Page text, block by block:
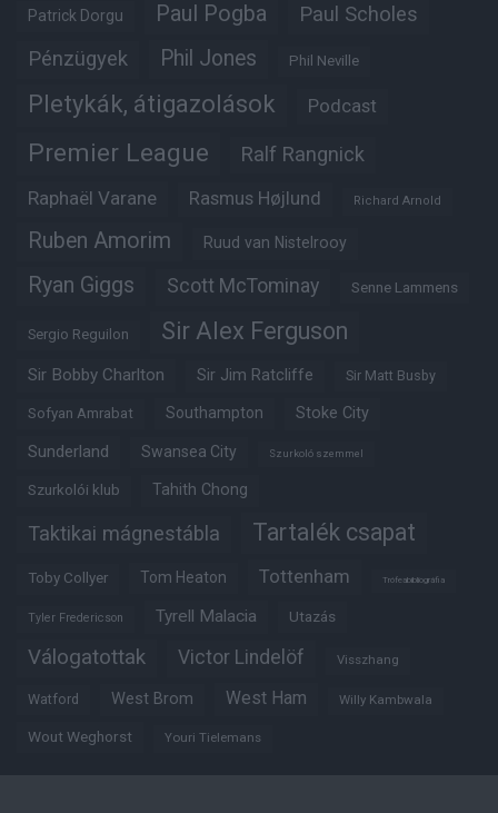
Patrick Dorgu Paul Pogba Paul Scholes
Pénzügyek Phil Jones Phil Neville
Pletykák, átigazolások Podcast
Premier League Ralf Rangnick
Raphaël Varane Rasmus Højlund Richard Arnold
Ruben Amorim Ruud van Nistelrooy
Ryan Giggs Scott McTominay Senne Lammens
Sergio Reguilon Sir Alex Ferguson
Sir Bobby Charlton Sir Jim Ratcliffe Sir Matt Busby
Sofyan Amrabat Southampton Stoke City
Sunderland Swansea City Szurkoló szemmel
Szurkolói klub Tahith Chong
Taktikai mágnestábla Tartalék csapat
Toby Collyer Tom Heaton Tottenham Trófeabibliográfia
Tyler Fredericson Tyrell Malacia Utazás
Válogatottak Victor Lindelöf Visszhang
Watford West Brom West Ham Willy Kambwala
Wout Weghorst Youri Tielemans